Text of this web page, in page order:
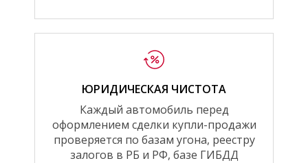
ЮРИДИЧЕСКАЯ ЧИСТОТА
Каждый автомобиль перед
оформлением сделки купли-продажи
проверяется по базам угона, реестру
залогов в РБ и РФ, базе ГИБДД